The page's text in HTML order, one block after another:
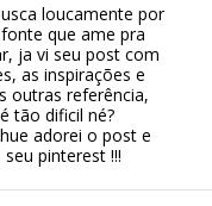
loucamente por
que ame pra
ja vi seu post com
as inspirações e
outras referência,
tão dificil né?
adorei o post e
seu pinterest !!!